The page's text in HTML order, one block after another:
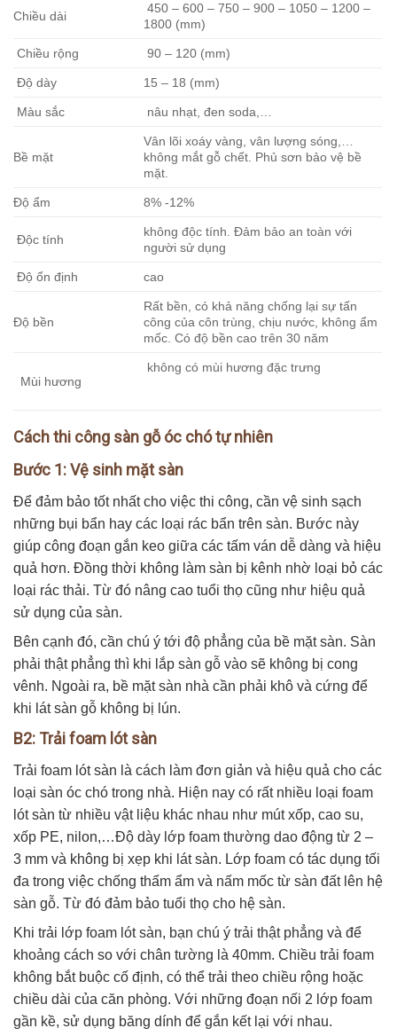
Chiều dài
450 – 600 – 750 – 900 – 1050 – 1200 –
1800 (mm)
Chiều rộng 90 – 120 (mm)
Độ dày 15 – 18 (mm)
Màu sắc nâu nhạt, đen soda,…
Bề mặt
Vân lõi xoáy vàng, vân lượng sóng,…
không mắt gỗ chết. Phủ sơn bảo vệ bề
mặt.
Độ ẩm 8% -12%
Độc tính
không độc tính. Đảm bảo an toàn với
người sử dụng
Độ ổn định cao
Độ bền
Rất bền, có khả năng chống lại sự tấn
công của côn trùng, chịu nước, không ẩm
mốc. Có độ bền cao trên 30 năm
Mùi hương
không có mùi hương đặc trưng
Cách thi công sàn gỗ óc chó tự nhiên
Bước 1: Vệ sinh mặt sàn
Để đảm bảo tốt nhất cho việc thi công, cần vệ sinh sạch
những bụi bẩn hay các loại rác bẩn trên sàn. Bước này
giúp công đoạn gắn keo giữa các tấm ván dễ dàng và hiệu
quả hơn. Đồng thời không làm sàn bị kênh nhờ loại bỏ các
loại rác thải. Từ đó nâng cao tuổi thọ cũng như hiệu quả
sử dụng của sàn.
Bên cạnh đó, cần chú ý tới độ phẳng của bề mặt sàn. Sàn
phải thật phẳng thì khi lắp sàn gỗ vào sẽ không bị cong
vênh. Ngoài ra, bề mặt sàn nhà cần phải khô và cứng để
khi lát sàn gỗ không bị lún.
B2: Trải foam lót sàn
Trải foam lót sàn là cách làm đơn giản và hiệu quả cho các
loại sàn óc chó trong nhà. Hiện nay có rất nhiều loại foam
lót sàn từ nhiều vật liệu khác nhau như mút xốp, cao su,
xốp PE, nilon,…Độ dày lớp foam thường dao động từ 2 –
3 mm và không bị xẹp khi lát sàn. Lớp foam có tác dụng tối
đa trong việc chống thấm ẩm và nấm mốc từ sàn đất lên hệ
sàn gỗ. Từ đó đảm bảo tuổi thọ cho hệ sàn.
Khi trải lớp foam lót sàn, bạn chú ý trải thật phẳng và để
khoảng cách so với chân tường là 40mm. Chiều trải foam
không bắt buộc cố định, có thể trải theo chiều rộng hoặc
chiều dài của căn phòng. Với những đoạn nối 2 lớp foam
gần kề, sử dụng băng dính để gắn kết lại với nhau.